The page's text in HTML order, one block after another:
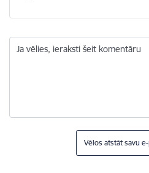
Ja vēlies, ieraksti šeit komentāru
Vēlos atstāt savu